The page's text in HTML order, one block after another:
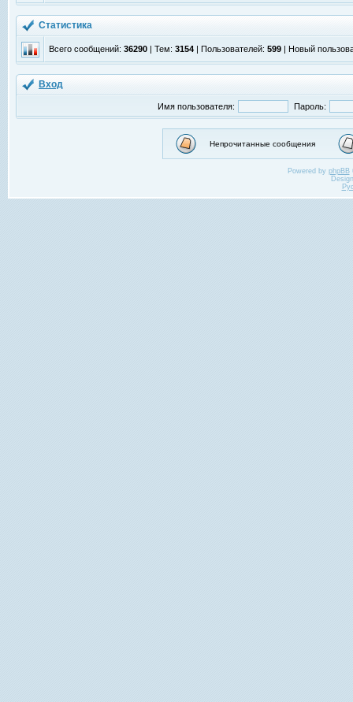
Статистика
Всего сообщений: 36290 | Тем: 3154 | Пользователей: 599 | Новый
Вход
Имя пользователя: Пароль:
Непрочитанные сообщения
Powered by phpBB